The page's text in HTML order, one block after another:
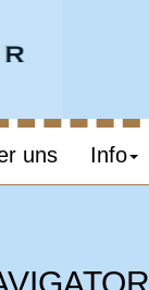
uns Info